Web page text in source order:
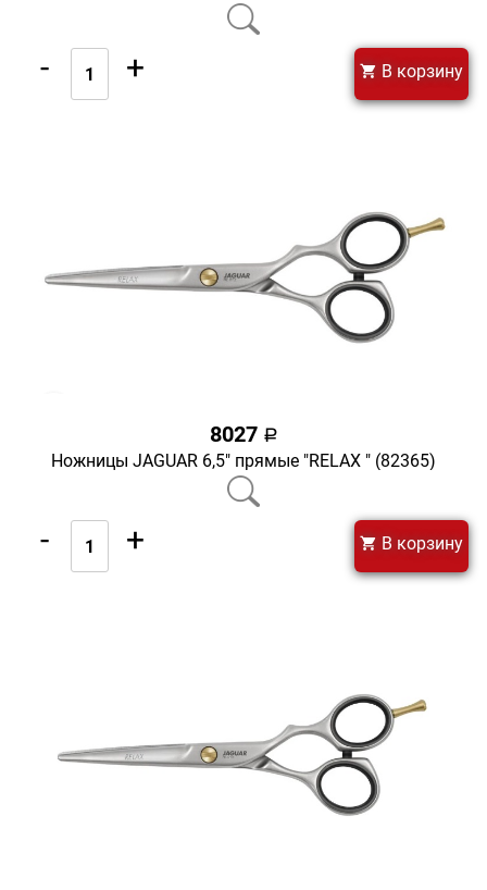
- + В корзину
8027 a
Ножницы JAGUAR 6,5" прямые "RELAX " (82365)
- + В корзину